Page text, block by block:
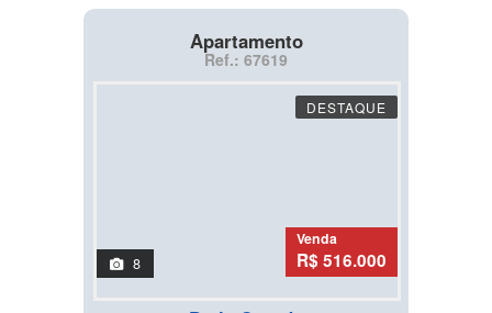
Apartamento
Ref.: 67619
DESTAQUE
8
Venda
R$ 516.000